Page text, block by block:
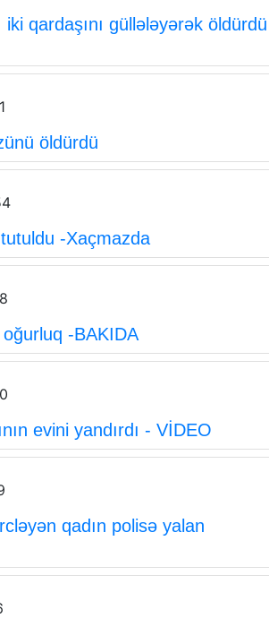
iki qardaşını güllələyərək öldürdü
öldürdü
-Xaçmazda
-BAKIDA
evini yandırdı - VİDEO
qadın polisə yalan